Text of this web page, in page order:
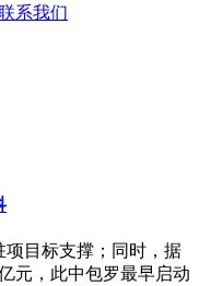
系我们
项目标支撑；同时，据
元，此中包罗最早启动